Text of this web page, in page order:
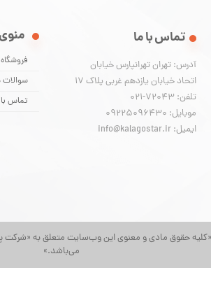
حقوق مادی و معنوی این وب‌سایت متعلق به «شرکت
می‌باشد.»
فروشگاه
سوالات
تماس با
تماس با ما
آدرس: تهران تهرانپارس خیابان
اتحاد خیابان یازدهم غربی پلاک ۱۷
تلفن: 72043-021
موبایل: 09225096430
ایمیل: info@kalagostar.ir